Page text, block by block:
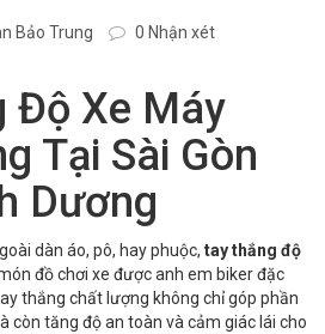
Bảo Trung 0 Nhận xét
Độ Xe Máy
Tại Sài Gòn
Dương
dàn áo, pô, hay phuộc, tay thắng độ
đồ chơi xe được anh em biker đặc
thắng chất lượng không chỉ góp phần
còn tăng độ an toàn và cảm giác lái cho